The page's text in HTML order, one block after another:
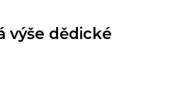
výše dědické